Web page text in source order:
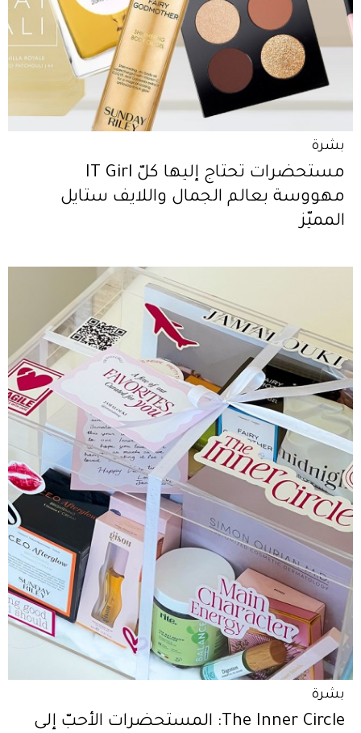
بشرة
مستحضرات تحتاج إليها كلّ IT Girl
مهووسة بعالم الجمال واللايف ستايل
المميّز
بشرة
The Inner Circle: المستحضرات الأحبّ إلى